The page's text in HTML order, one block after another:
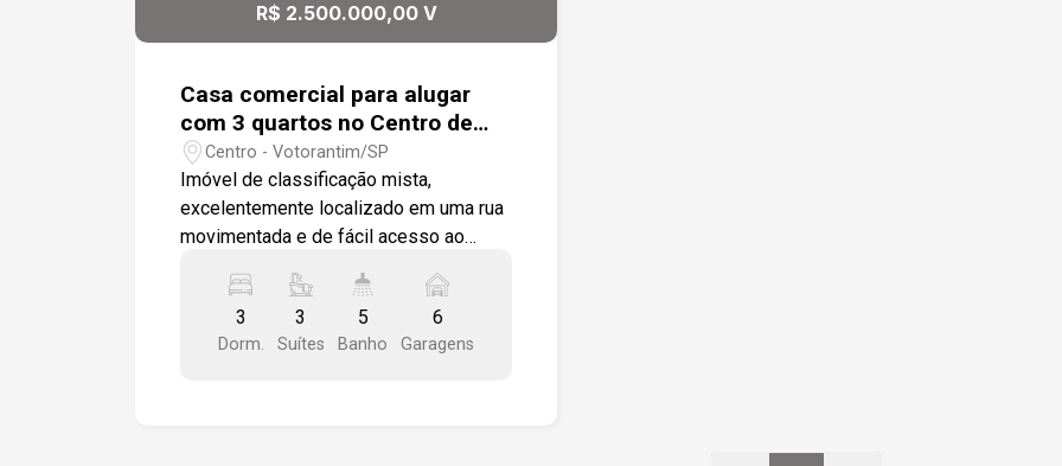
R$ 2.500.000,00 V
Casa comercial para alugar
com 3 quartos no Centro de
Votorantim
Centro - Votorantim/SP
Imóvel de classificação mista,
excelentemente localizado em uma rua
movimentada e de fácil acesso ao
suítes, com piso em taco. Os banheiros
apresentam piso frio, são totalmente
azulejados e equipados com box de
3
Dorm.
3
Suítes
5
Banho
6
Garagens